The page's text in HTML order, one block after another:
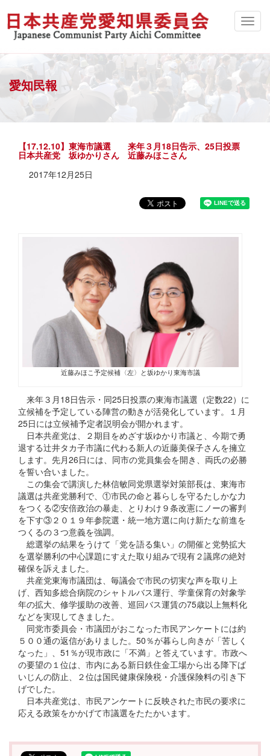
愛知民報
【17.12.10】東海市議選 来年３月18日告示、25日投票
日本共産党 坂ゆかりさん 近藤みほこさん
2017年12月25日
近藤みほこ予定候補〈左〉と坂ゆかり東海市議
来年３月18日告示・同25日投票の東海市議選（定数22）に
立候補を予定している陣営の動きが活発化しています。１月
25日には立候補予定者説明会が開かれます。
日本共産党は、２期目をめざす坂ゆかり市議と、今期で勇
退する辻井タカ子市議に代わる新人の近藤美保子さんを擁立
します。先月26日には、同市の党員集会を開き、両氏の必勝
を誓い合いました。
この集会で講演した林信敏同党県選挙対策部長は、東海市
議選は共産党勝利で、①市民の命と暮らしを守るたしかな力
をつくる②安倍政治の暴走、とりわけ９条改憲にノーの審判
を下す③２０１９年参院選・統一地方選に向け新たな前進を
つくるの３つ意義を強調。
総選挙の結果をうけて「党を語る集い」の開催と党勢拡大
を選挙勝利の中心課題にすえた取り組みで現有２議席の絶対
確保を訴えました。
共産党東海市議団は、毎議会で市民の切実な声を取り上
げ、西知多総合病院のシャトルバス運行、学童保育の対象学
年の拡大、修学援助の改善、巡回バス運賃の75歳以上無料化
などを実現してきました。
同党市委員会・市議団がおこなった市民アンケートには約
５００通の返信がありました。50％が暮らし向きが「苦しく
なった」、51％が現市政に「不満」と答えています。市政へ
の要望の１位は、市内にある新日鉄住金工場から出る降下ば
いじんの防止、２位は国民健康保険税・介護保険料の引き下
げでした。
日本共産党は、市民アンケートに反映された市民の要求に
応える政策をかかげて市議選をたたかいます。